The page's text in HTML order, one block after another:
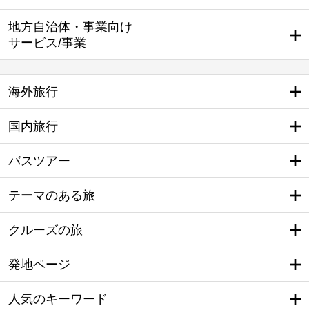
地方自治体・事業向け
サービス/事業
海外旅行
国内旅行
バスツアー
テーマのある旅
クルーズの旅
発地ページ
人気のキーワード